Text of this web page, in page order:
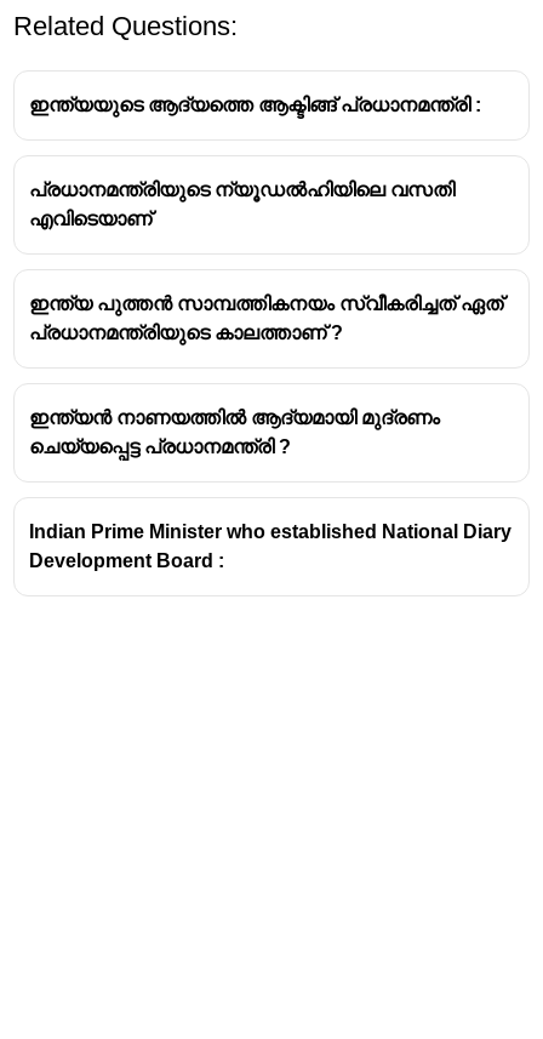
Related Questions:
ഇന്ത്യയുടെ ആദ്യത്തെ ആക്ടിങ്ങ് പ്രധാനമന്ത്രി :
പ്രധാനമന്ത്രിയുടെ ന്യൂഡൽഹിയിലെ വസതി
എവിടെയാണ്
ഇന്ത്യ പുത്തൻ സാമ്പത്തികനയം സ്വീകരിച്ചത് ഏത്
പ്രധാനമന്ത്രിയുടെ കാലത്താണ് ?
ഇന്ത്യൻ നാണയത്തിൽ ആദ്യമായി മുദ്രണം
ചെയ്യപ്പെട്ട പ്രധാനമന്ത്രി ?
Indian Prime Minister who established National Diary
Development Board :